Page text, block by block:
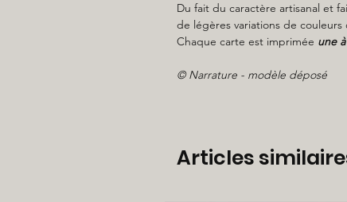
Du fait du caractère artisanal et
de légères variations de
Chaque carte est imprimée une
© Narrature - modèle déposé
Articles